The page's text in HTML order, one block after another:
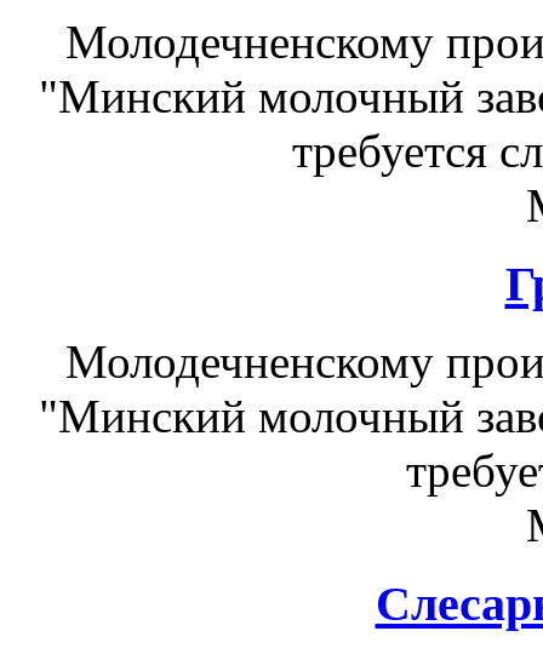
Молодечненскому
"Минский молочный
требуется
Молодечненскому
"Минский молочный